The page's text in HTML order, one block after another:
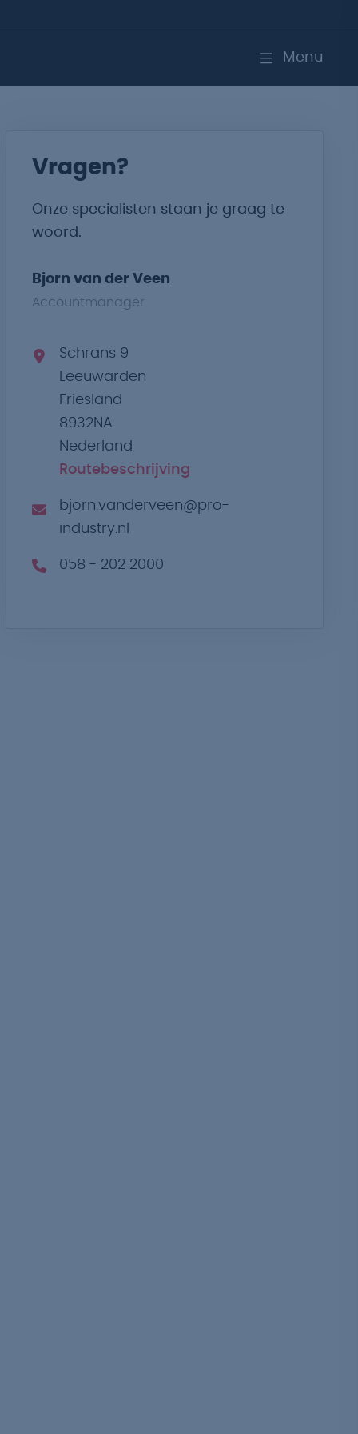
Menu
Vragen?
Onze specialisten staan je graag te
woord.
Bjorn van der Veen
Accountmanager
Schrans 9
Leeuwarden
Friesland
8932NA
Nederland
Routebeschrijving
bjorn.vanderveen@pro-
industry.nl
058 - 202 2000